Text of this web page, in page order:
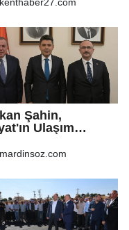
Şahin,
Ulaşım